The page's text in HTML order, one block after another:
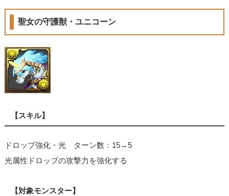
聖女の守護獣・ユニコーン
【スキル】
ドロップ強化・光 ターン数：15→5
光属性ドロップの攻撃力を強化する
【対象モンスター】